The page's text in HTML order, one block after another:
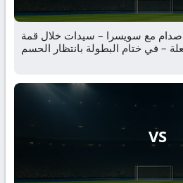
صدام مع سويسرا – سيدات خلال قمة
VS